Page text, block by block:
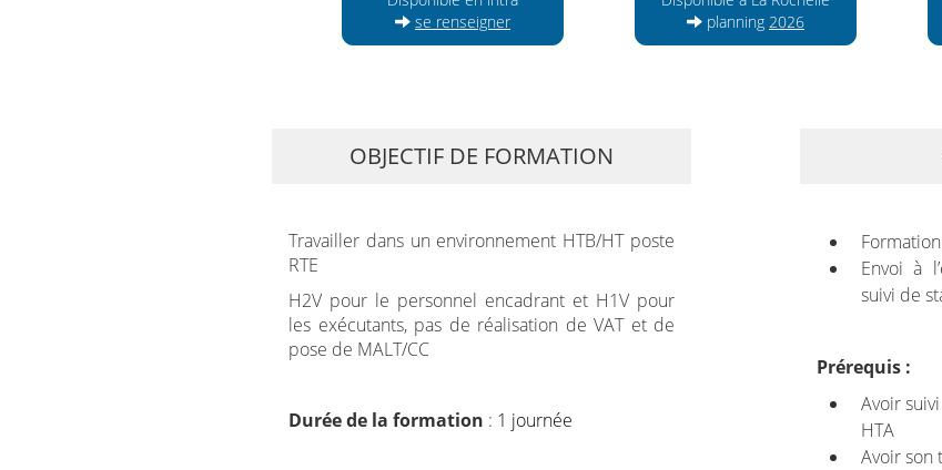
se renseigner
planning 2026
OBJECTIF DE FORMATION
Travailler dans un environnement HTB/HT poste
RTE
H2V pour le personnel encadrant et H1V pour
les exécutants, pas de réalisation de VAT et de
pose de MALT/CC
Durée de la formation : 1 journée
Envoi à
suivi de
Prérequis :
Avoir
HTA
Avoir son